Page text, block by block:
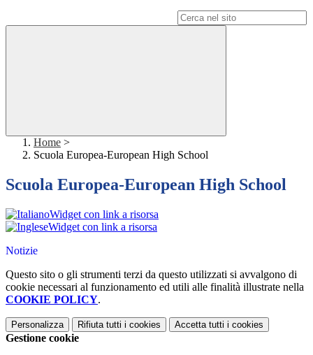
Home >
Scuola Europea-European High School
Scuola Europea-European High School
Widget con link a risorsa
Widget con link a risorsa
Notizie
Questo sito o gli strumenti terzi da questo utilizzati si avvalgono di
cookie necessari al funzionamento ed utili alle finalità illustrate nella
COOKIE POLICY.
Personalizza Rifiuta tutti i cookies Accetta tutti i cookies
Gestione cookie